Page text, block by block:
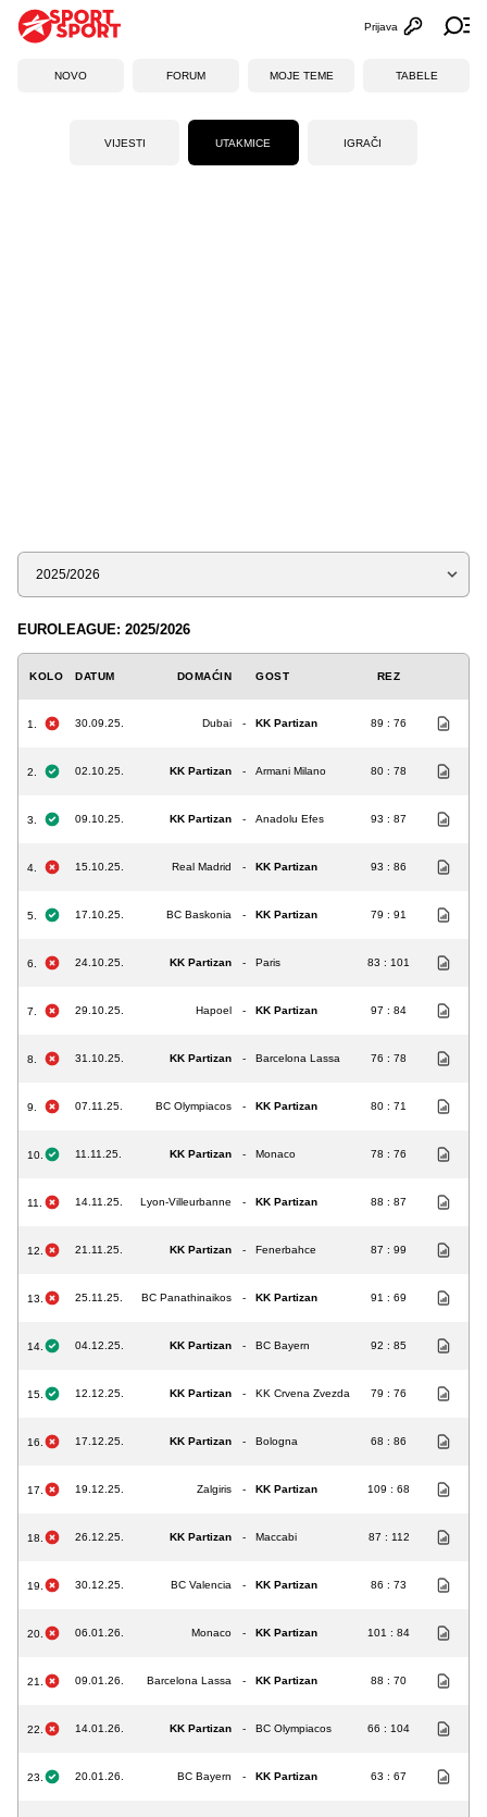
Otvori
Prijava
NOVO FORUM MOJE TEME TABELE
VIJESTI UTAKMICE IGRAČI
Sezona
EUROLEAGUE: 2025/2026
KOLO DATUM DOMAĆIN GOST REZ
1. 30.09.25. Dubai - KK Partizan 89 : 76
2. 02.10.25. KK Partizan - Armani Milano 80 : 78
3. 09.10.25. KK Partizan - Anadolu Efes 93 : 87
4. 15.10.25. Real Madrid - KK Partizan 93 : 86
5. 17.10.25. BC Baskonia - KK Partizan 79 : 91
6. 24.10.25. KK Partizan - Paris 83 : 101
7. 29.10.25. Hapoel - KK Partizan 97 : 84
8. 31.10.25. KK Partizan - Barcelona Lassa 76 : 78
9. 07.11.25. BC Olympiacos - KK Partizan 80 : 71
10. 11.11.25. KK Partizan - Monaco 78 : 76
11. 14.11.25. Lyon-Villeurbanne - KK Partizan 88 : 87
12. 21.11.25. KK Partizan - Fenerbahce 87 : 99
13. 25.11.25. BC Panathinaikos - KK Partizan 91 : 69
14. 04.12.25. KK Partizan - BC Bayern 92 : 85
15. 12.12.25. KK Partizan - KK Crvena Zvezda 79 : 76
16. 17.12.25. KK Partizan - Bologna 68 : 86
17. 19.12.25. Zalgiris - KK Partizan 109 : 68
18. 26.12.25. KK Partizan - Maccabi 87 : 112
19. 30.12.25. BC Valencia - KK Partizan 86 : 73
20. 06.01.26. Monaco - KK Partizan 101 : 84
21. 09.01.26. Barcelona Lassa - KK Partizan 88 : 70
22. 14.01.26. KK Partizan - BC Olympiacos 66 : 104
23. 20.01.26. BC Bayern - KK Partizan 63 : 67